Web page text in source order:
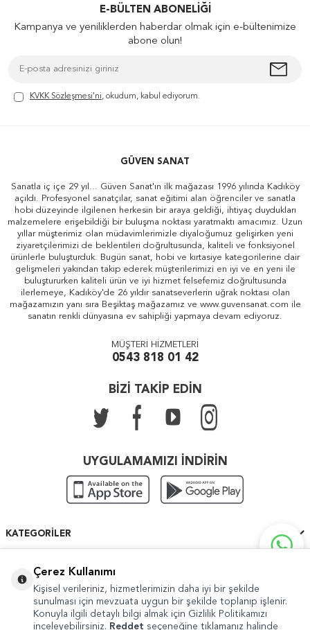
E-BÜLTEN ABONELIĞI
Kampanya ve yeniliklerden haberdar olmak için e-bültenimize
abone olun!
KVKK Sözleşmesi'ni, okudum, kabul ediyorum.
GÜVEN SANAT
Sanatla iç içe 29 yıl... Güven Sanat'ın ilk mağazası 1996 yılında Kadıköy
açıldı. Profesyonel sanatçılar, sanat eğitimi alan öğrenciler ve sanatla
hobi düzeyinde ilgilenen herkesin bir araya geldiği, ihtiyaç duydukları
malzemelere erişebildiği bir buluşma noktası yaratmaktı amacımız. Uzun
yıllar müşterimiz olan müdavimlerimizle diyaloğumuz gelişirken yeni
ziyaretçilerimizi de beklentileri doğrultusunda, kaliteli ve fonksiyonel
ürünlerle buluşturduk. Bugün sanat, hobi ve kırtasiye kategorilerine dair
gelişmeleri yakından takip ederek müşterilerimizi en iyi ve en yeni ile
buluştururken kaliteli ürün ve iyi hizmet felsefemiz doğrultusunda
ilerlemeye, Kadıköy'de 26 yıldır sanatseverlerin uğrak noktası olan
mağazamızın yanı sıra Beşiktaş mağazamız ve www.guvensanat.com ile
sanatın renkli dünyasına ev sahipliği yapmaya devam ediyoruz.
MÜŞTERİ HİZMETLERİ
0543 818 01 42
BİZİ TAKİP EDİN
UYGULAMAMIZI İNDİRİN
KATEGORILER
HIZLI ERIŞIM
Çerez Kullanımı
Kişisel verileriniz, hizmetlerimizin daha iyi bir şekilde
sunulması için mevzuata uygun bir şekilde toplanıp işlenir.
Konuyla ilgili detaylı bilgi almak için Gizlilik Politikamızı
inceleyebilirsiniz. Reddet seçeneğine tıklamanız halinde